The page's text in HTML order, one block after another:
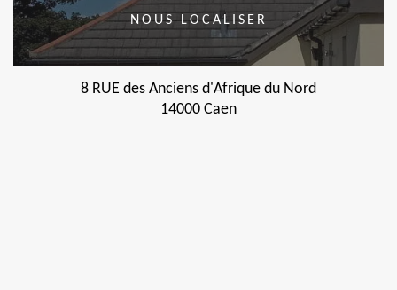
NOUS LOCALISER
8 RUE des Anciens d'Afrique du Nord
14000 Caen